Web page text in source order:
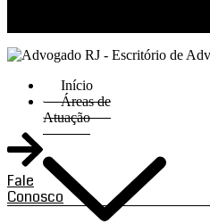
Início
Áreas de
Atuação
Fale
Conosco